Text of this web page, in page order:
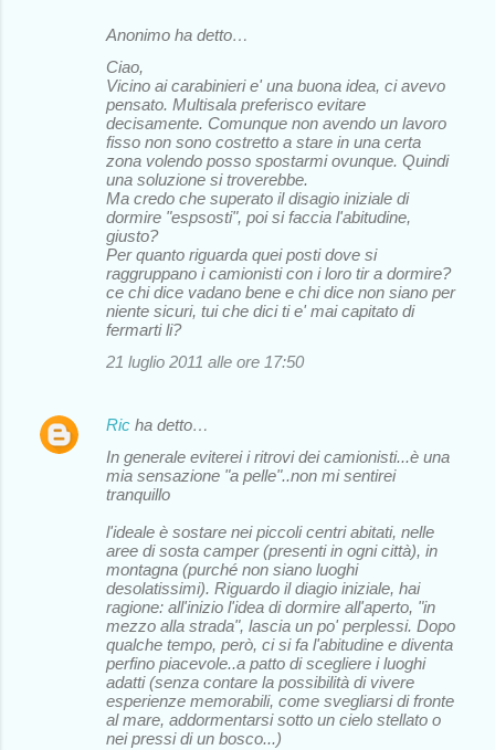
Anonimo ha detto…
Ciao,
Vicino ai carabinieri e' una buona idea, ci avevo
pensato. Multisala preferisco evitare
decisamente. Comunque non avendo un lavoro
fisso non sono costretto a stare in una certa
zona volendo posso spostarmi ovunque. Quindi
una soluzione si troverebbe.
Ma credo che superato il disagio iniziale di
dormire "espsosti", poi si faccia l'abitudine,
giusto?
Per quanto riguarda quei posti dove si
raggruppano i camionisti con i loro tir a dormire?
ce chi dice vadano bene e chi dice non siano per
niente sicuri, tui che dici ti e' mai capitato di
fermarti li?
21 luglio 2011 alle ore 17:50
Ric ha detto…
In generale eviterei i ritrovi dei camionisti...è una
mia sensazione "a pelle"..non mi sentirei
tranquillo
l'ideale è sostare nei piccoli centri abitati, nelle
aree di sosta camper (presenti in ogni città), in
montagna (purché non siano luoghi
desolatissimi). Riguardo il diagio iniziale, hai
ragione: all'inizio l'idea di dormire all'aperto, "in
mezzo alla strada", lascia un po' perplessi. Dopo
qualche tempo, però, ci si fa l'abitudine e diventa
perfino piacevole..a patto di scegliere i luoghi
adatti (senza contare la possibilità di vivere
esperienze memorabili, come svegliarsi di fronte
al mare, addormentarsi sotto un cielo stellato o
nei pressi di un bosco...)